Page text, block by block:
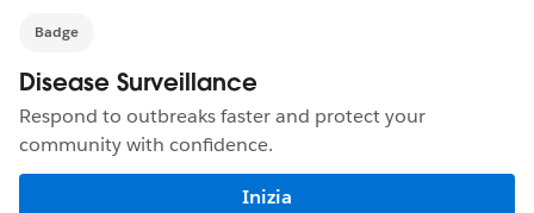
Badge
Disease Surveillance
Respond to outbreaks faster and protect your
community with confidence.
Inizia